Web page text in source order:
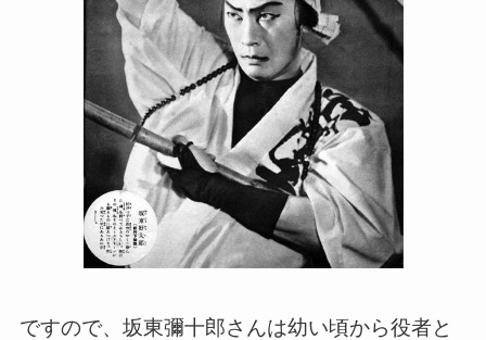
ですので、坂東彌十郎さんは幼い頃から役者と